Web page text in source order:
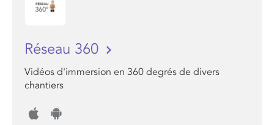
Réseau 360
Vidéos d'immersion en 360 degrés de divers
chantiers